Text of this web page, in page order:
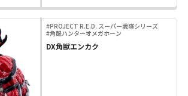
#PROJECT R.E.D. スーパー戦隊シリーズ
#角醒ハンターオメガホーン
DX角獣エンカク